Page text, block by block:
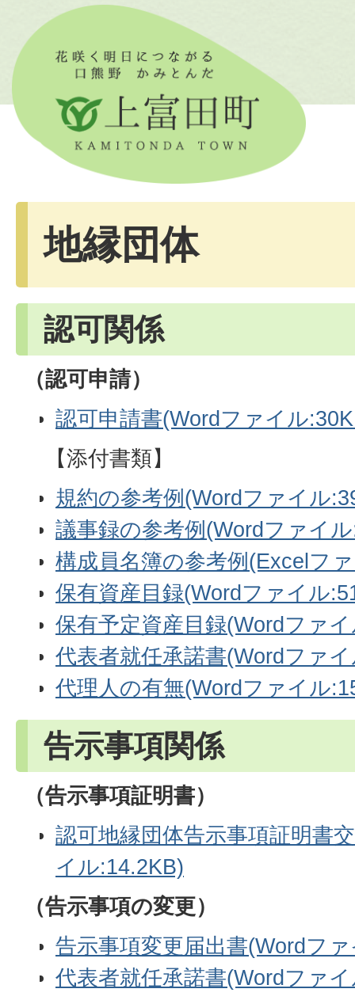
地縁団体
認可関係
（認可申請）
認可申請書(Wordファイル
【添付書類】
規約の参考例(Wordファイル
議事録の参考例(Wordファイ
構成員名簿の参考例(Excelフ
保有資産目録(Wordファイル
保有予定資産目録(Wordファ
代表者就任承諾書(Wordファ
代理人の有無(Wordファイル
告示事項関係
（告示事項証明書）
認可地縁団体告示事項証明書
イル:14.2KB)
（告示事項の変更）
告示事項変更届出書(Wordフ
代表者就任承諾書(Wordファ